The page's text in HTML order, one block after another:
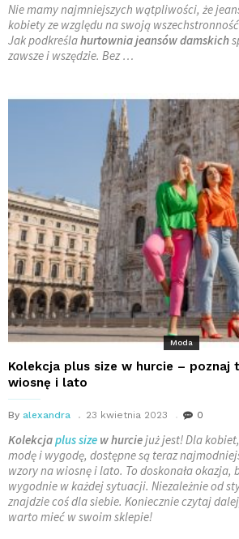
Nie mamy najmniejszych wątpliwości, że
kobiety ze względu na swoją
Jak podkreślahurtownia jeansów damskich
zawsze i wszędzie. Bez…
Moda
Kolekcja plus size w hurcie – poznaj
wiosnę i lato
By alexandra 23 kwietnia 2023 0
Kolekcjaplus size w hurciejuż jest! Dla
modę i wygodę, dostępne są teraz
wzory na wiosnę i lato. To doskonała okazja,
wygodnie w każdej sytuacji. Niezależnie od
znajdzie coś dla siebie. Koniecznie czytaj
warto mieć w swoim sklepie!